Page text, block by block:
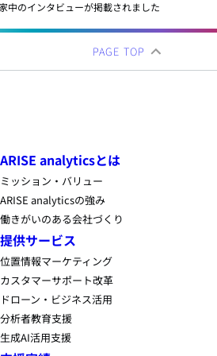
中のインタビューが掲載されました
PAGE TOP
ARISE analyticsとは
ミッション・バリュー
ARISE analyticsの強み
働きがいのある会社づくり
提供サービス
位置情報マーケティング
カスタマーサポート改革
ドローン・ビジネス活用
分析者教育支援
生成AI活用支援